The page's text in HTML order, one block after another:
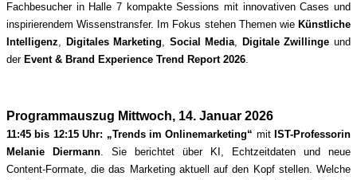
Fachbesucher in Halle 7 kompakte Sessions mit innovativen Cases und
inspirierendem Wissenstransfer. Im Fokus stehen Themen wie Künstliche
Intelligenz, Digitales Marketing, Social Media, Digitale Zwillinge und
der Event & Brand Experience Trend Report 2026.
Programmauszug Mittwoch, 14. Januar 2026
11:45 bis 12:15 Uhr: „Trends im Onlinemarketing“ mit IST-Professorin
Melanie Diermann. Sie berichtet über KI, Echtzeitdaten und neue
Content-Formate, die das Marketing aktuell auf den Kopf stellen. Welche